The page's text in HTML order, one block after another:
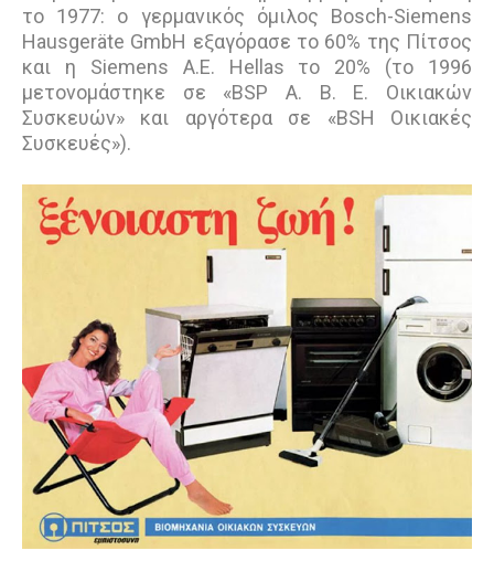
το 1977: ο γερμανικός όμιλος Bosch-Siemens
Hausgeräte GmbH εξαγόρασε το 60% της Πίτσος
και η Siemens A.E. Hellas το 20% (το 1996
μετονομάστηκε σε «BSP Α. Β. Ε. Οικιακών
Συσκευών» και αργότερα σε «BSH Οικιακές
Συσκευές»).